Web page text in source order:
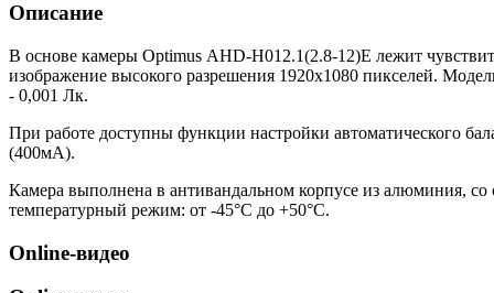
Описание
В основе камеры Optimus AHD-H012.1(2.8-12)E лежит
изображение высокого разрешения 1920х1080 пикселей.
- 0,001 Лк.
При работе доступны функции настройки автоматического
(400мА).
Камера выполнена в антивандальном корпусе из алюминия,
температурный режим: от -45°С до +50°С.
Online-видео